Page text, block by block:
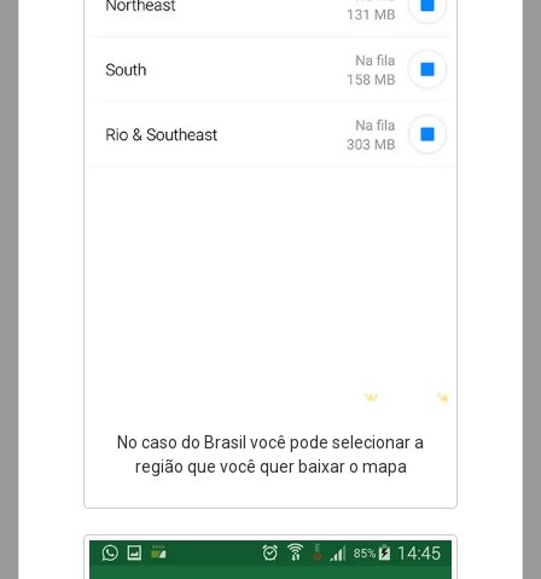
No caso do Brasil você pode selecionar a
região que você quer baixar o mapa